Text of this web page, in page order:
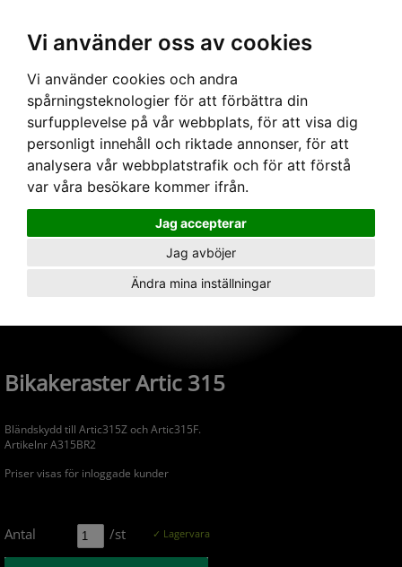
Vi använder oss av cookies
Vi använder cookies och andra
spårningsteknologier för att förbättra din
surfupplevelse på vår webbplats, för att visa dig
personligt innehåll och riktade annonser, för att
analysera vår webbplatstrafik och för att förstå
var våra besökare kommer ifrån.
Jag accepterar
Jag avböjer
Ändra mina inställningar
› Armaturer› Bikakeraster Artic 315
Bikakeraster Artic 315
Bländskydd till Artic315Z och Artic315F.
Artikelnr A315BR2
Priser visas för inloggade kunder
Antal /st ✓ Lagervara